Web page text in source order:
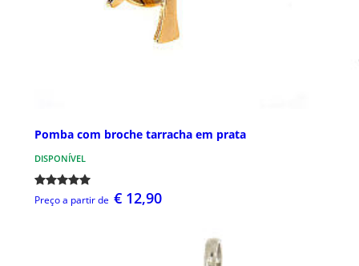
Pomba com broche tarracha em prata
DISPONÍVEL
Preço a partir de € 12,90